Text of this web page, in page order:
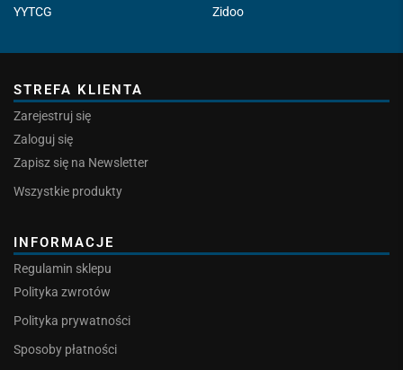
YYTCG
Zidoo
STREFA KLIENTA
Zarejestruj się
Zaloguj się
Zapisz się na Newsletter
Wszystkie produkty
INFORMACJE
Regulamin sklepu
Polityka zwrotów
Polityka prywatności
Sposoby płatności